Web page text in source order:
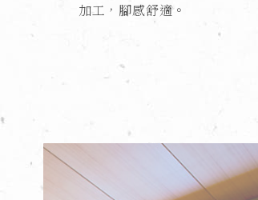
加工，腳感舒適。